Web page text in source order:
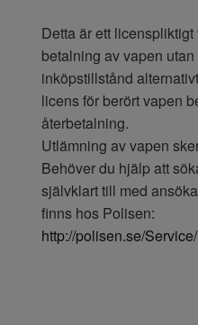
Detta är ett
betalning av vapen
inköpstillstånd
licens för berört vapen
återbetalning.
Utlämning av vapen
Behöver du hjälp att
självklart till med
finns hos Polisen:
http://polisen.se/